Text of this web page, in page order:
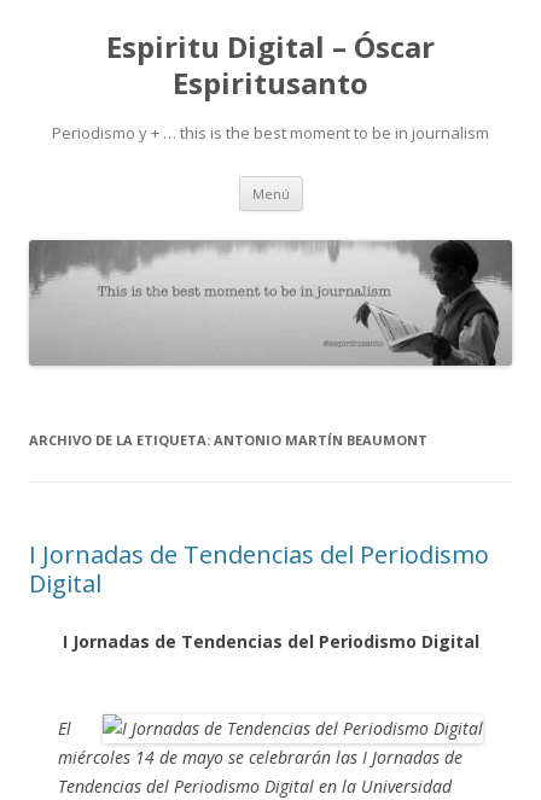
Espiritu Digital – Óscar
Espiritusanto
Periodismo y + … this is the best moment to be in journalism
Menú Ir
contenido
ARCHIVO DE LA ETIQUETA: ANTONIO MARTÍN BEAUMONT
I Jornadas de Tendencias del Periodismo
Digital
I Jornadas de Tendencias del Periodismo Digital
El
miércoles 14 de mayo se celebrarán las I Jornadas de
Tendencias del Periodismo Digital en la Universidad